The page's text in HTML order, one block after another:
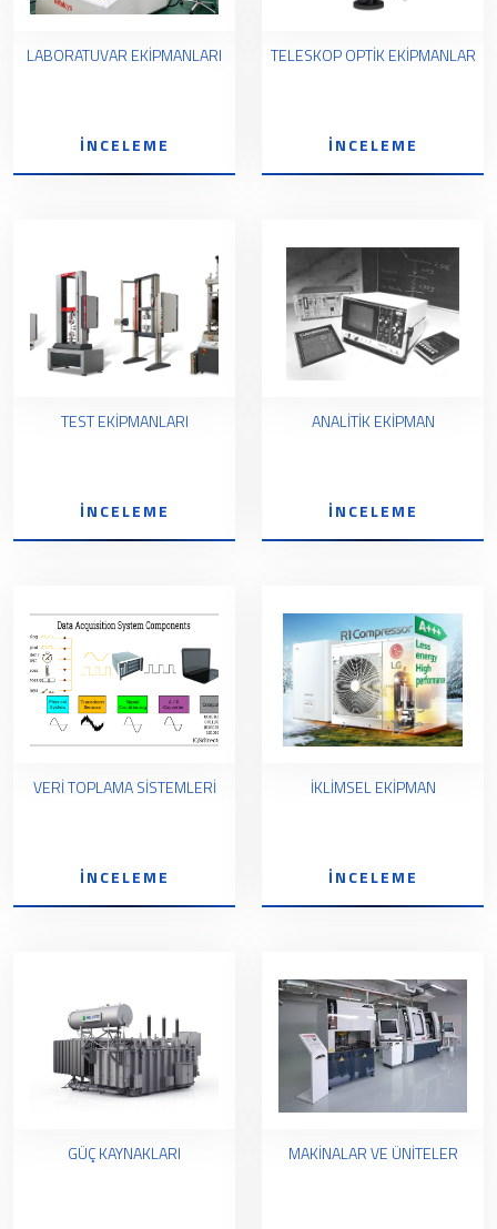
LABORATUVAR EKİPMANLARI
İNCELEME
TELESKOP OPTİK EKİPMANLAR
İNCELEME
TEST EKİPMANLARI
İNCELEME
ANALİTİK EKİPMAN
İNCELEME
VERİ TOPLAMA SİSTEMLERİ
İNCELEME
İKLİMSEL EKİPMAN
İNCELEME
GÜÇ KAYNAKLARI MAKİNALAR VE ÜNİTELER